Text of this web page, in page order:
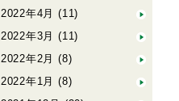
2022年4月 (11)
2022年3月 (11)
2022年2月 (8)
2022年1月 (8)